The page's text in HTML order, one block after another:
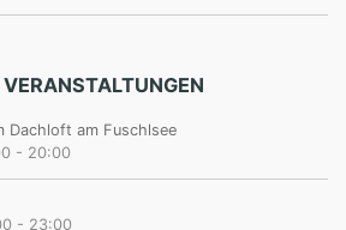
Dachloft am Fuschlsee
- 20:00
- 23:00